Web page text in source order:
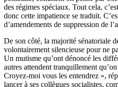
des régimes spéciaux. Tout cela,
donc cette impatience se traduit.
d’amendements de suppression de
De son côté, la majorité sénatoriale
volontairement silencieuse pour ne
Un mutisme qu’ont dénoncé les
autres attendent tranquillement
Croyez-moi vous les entendrez »,
lancer à ses collègues socialistes,